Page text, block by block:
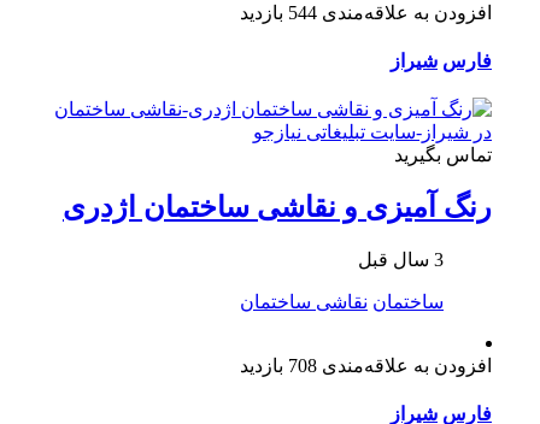
افزودن به علاقه‌مندی 544 بازدید
فارس شیراز
تماس بگیرید
رنگ آمیزی و نقاشی ساختمان اژدری
3 سال قبل
ساختمان نقاشی ساختمان
افزودن به علاقه‌مندی 708 بازدید
فارس شیراز